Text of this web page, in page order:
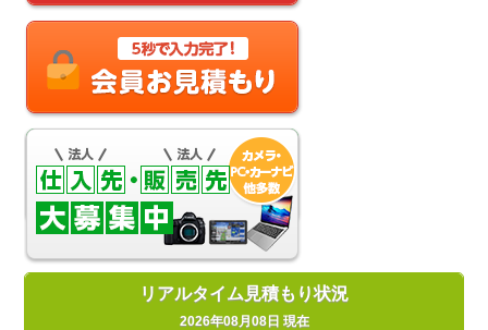
リアルタイム見積もり状況
2026年08月08日 現在